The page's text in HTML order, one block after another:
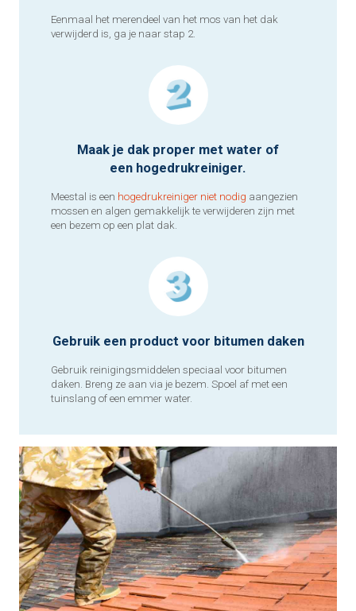
Eenmaal het merendeel van het mos van het dak
verwijderd is, ga je naar stap 2.
Maak je dak proper met water of
een hogedrukreiniger.
Meestal is een hogedrukreiniger niet nodig aangezien
mossen en algen gemakkelijk te verwijderen zijn met
een bezem op een plat dak.
Gebruik een product voor bitumen daken
Gebruik reinigingsmiddelen speciaal voor bitumen
daken. Breng ze aan via je bezem. Spoel af met een
tuinslang of een emmer water.